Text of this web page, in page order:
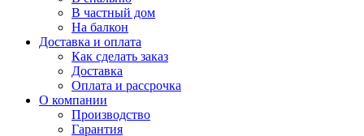
В частный дом
На балкон
Доставка и оплата
Как сделать заказ
Доставка
Оплата и рассрочка
О компании
Производство
Гарантия